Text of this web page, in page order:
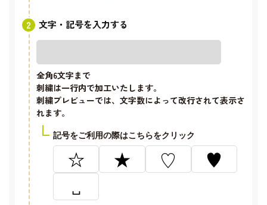
文字・記号を入力する
全角6文字まで
刺繍は一行内で加工いたします。
刺繍プレビューでは、文字数によって改行されて表示さ
れます。
記号をご利用の際はこちらをクリック
☆ ★ ♡
♥
␣